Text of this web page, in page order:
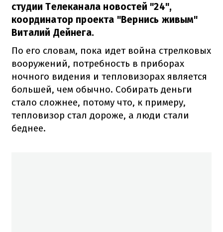
студии Телеканала новостей "24",
координатор проекта "Вернись живым"
Виталий Дейнега.
По его словам, пока идет война стрелковых
вооружений, потребность в приборах
ночного видения и тепловизорах является
большей, чем обычно. Собирать деньги
стало сложнее, потому что, к примеру,
тепловизор стал дороже, а люди стали
беднее.